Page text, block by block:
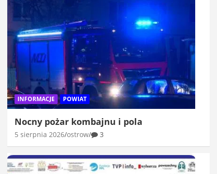
INFORMACJE POWIAT
Nocny pożar kombajnu i pola
5 sierpnia 2026 ostrow 3